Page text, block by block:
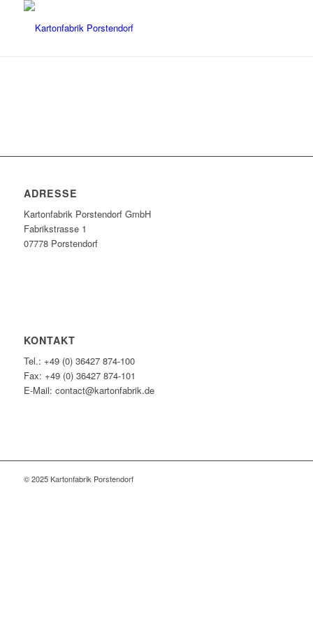
ADRESSE
Kartonfabrik Porstendorf GmbH
Fabrikstrasse 1
07778 Porstendorf
KONTAKT
Tel.: +49 (0) 36427 874-100
Fax: +49 (0) 36427 874-101
E-Mail: contact@kartonfabrik.de
© 2025 Kartonfabrik Porstendorf